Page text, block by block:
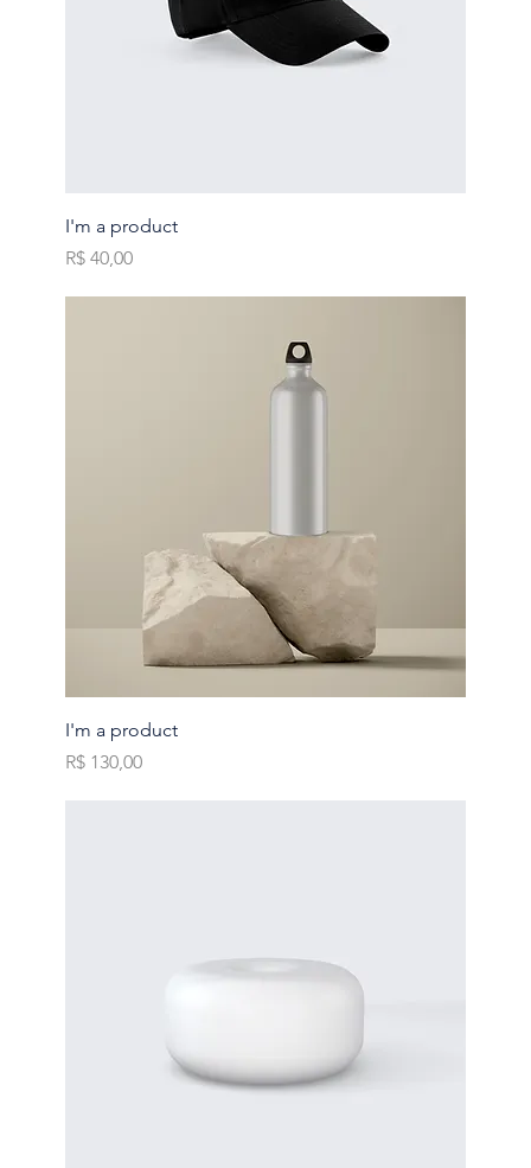
I'm a product
Preço
R$ 40,00
I'm a product
Preço
R$ 130,00